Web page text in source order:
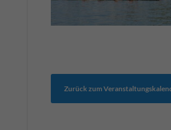
Zurück zum